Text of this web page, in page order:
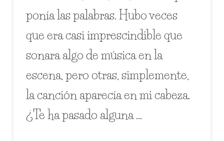
ponía las palabras. Hubo veces
que era casi imprescindible que
sonara algo de música en la
escena, pero otras, simplemente,
la canción aparecía en mi cabeza.
¿Te ha pasado alguna …